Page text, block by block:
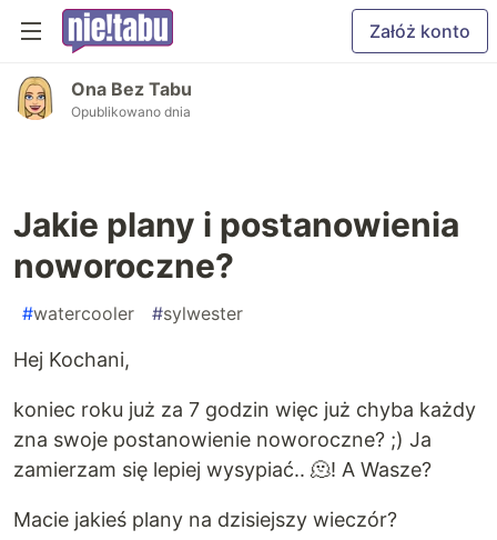
Załóż konto
Ona Bez Tabu
Opublikowano dnia
Jakie plany i postanowienia
noworoczne?
#watercooler #sylwester
Hej Kochani,
koniec roku już za 7 godzin więc już chyba każdy
zna swoje postanowienie noworoczne? ;) Ja
zamierzam się lepiej wysypiać.. 🫠! A Wasze?
Macie jakieś plany na dzisiejszy wieczór?